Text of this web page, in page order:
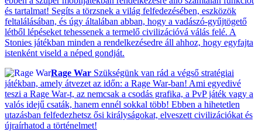
és tartalmat! Segíts a törzsnek a világ felfedezésében, eszközök
feltalálásában, és úgy általában abban, hogy a vadászó-gyűjtögető
létből lépéseket tehessenek a termelő civilizációvá válás felé. A
Stonies játékban minden a rendelkezésedre áll ahhoz, hogy egyfajta
istenként viseld a néped gondját.
Rage War Szükségünk van rád a végső stratégiai
játékban, amely átvezet az időn: a Rage War-ban! Ami egyedivé
teszi a Rage War-t, az nemcsak a csodás grafika, a PvP játék vagy a
valós idejű csaták, hanem ennél sokkal több! Ebben a hihetetlen
utazásban felfedezhetsz ősi királyságokat, elveszett civilizációkat és
újraírhatod a történelmet!